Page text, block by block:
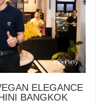
ELEGANCE
BANGKOK